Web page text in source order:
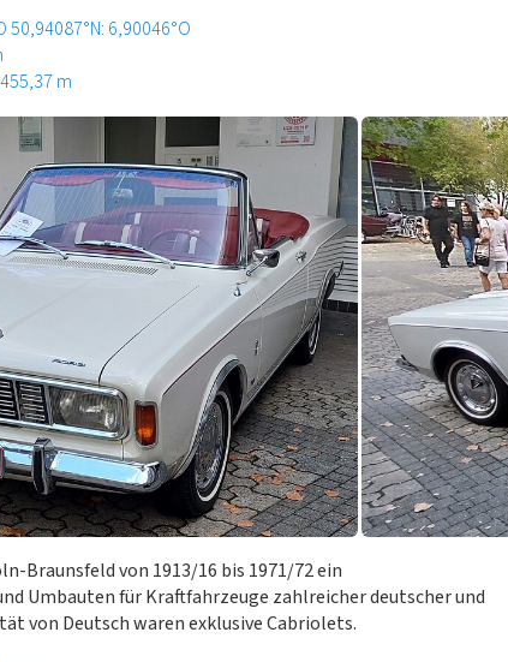
50,94087°N: 6,90046°O
m
Braunsfeld von 1913/16 bis 1971/72 ein
Umbauten für Kraftfahrzeuge zahlreicher deutscher und
von Deutsch waren exklusive Cabriolets.